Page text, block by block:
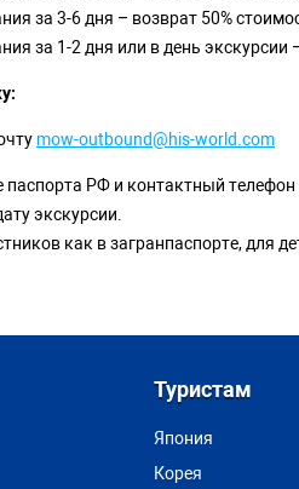
за 3-6 дня – возврат 50%
за 1-2 дня или в день экскурсии
mow-outbound@his-world.com
РФ и контактный телефон
экскурсии.
как в загранпаспорте, для
Туристам
Япония
Корея